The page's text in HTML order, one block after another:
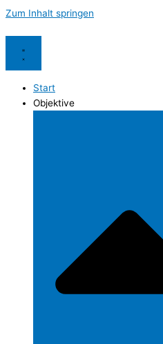
Zum Inhalt springen
Start
Objektive